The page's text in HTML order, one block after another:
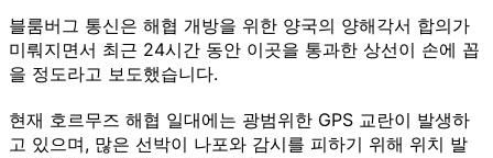
블룸버그 통신은 해협 개방을 위한 양국의 양해각서 합의가
미뤄지면서 최근 24시간 동안 이곳을 통과한 상선이 손에 꼽
을 정도라고 보도했습니다.
현재 호르무즈 해협 일대에는 광범위한 GPS 교란이 발생하
고 있으며, 많은 선박이 나포와 감시를 피하기 위해 위치 발